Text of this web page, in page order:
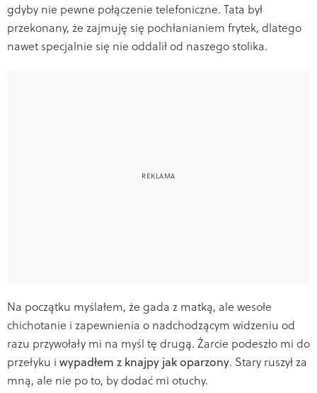
gdyby nie pewne połączenie telefoniczne. Tata był
przekonany, że zajmuję się pochłanianiem frytek, dlatego
nawet specjalnie się nie oddalił od naszego stolika.
Na początku myślałem, że gada z matką, ale wesołe
chichotanie i zapewnienia o nadchodzącym widzeniu od
razu przywołały mi na myśl tę drugą. Żarcie podeszło mi do
przełyku i wypadłem z knajpy jak oparzony. Stary ruszył za
mną, ale nie po to, by dodać mi otuchy.